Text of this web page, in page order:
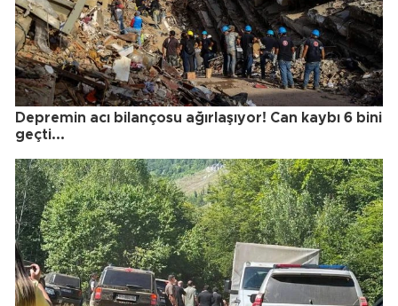
Depremin acı bilançosu ağırlaşıyor! Can kaybı 6 bini
geçti...